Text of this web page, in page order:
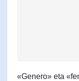
«Genero» eta